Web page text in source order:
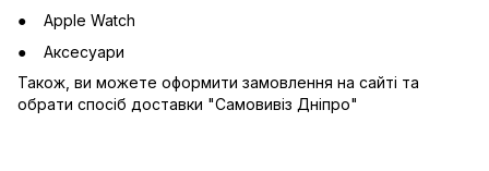
Apple Watch
Аксесуари
Також, ви можете оформити замовлення на сайті та
обрати спосіб доставки "Самовивіз Дніпро"